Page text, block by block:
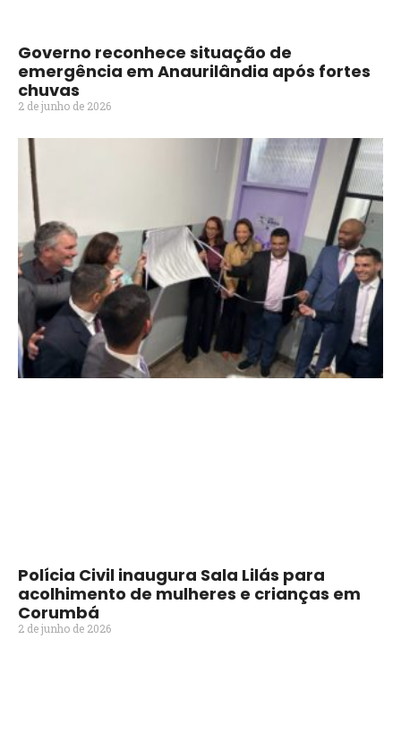
Governo reconhece situação de
emergência em Anaurilândia após fortes
chuvas
2 de junho de 2026
Polícia Civil inaugura Sala Lilás para
acolhimento de mulheres e crianças em
Corumbá
2 de junho de 2026